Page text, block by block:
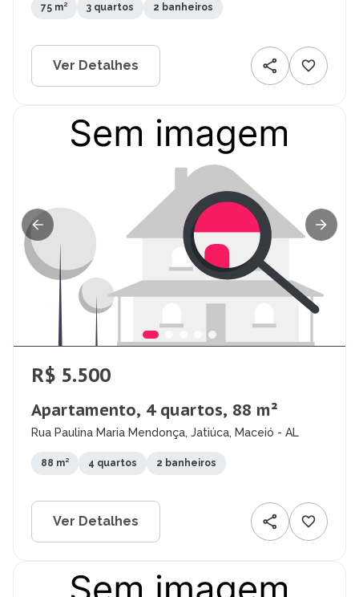
75 m² 3 quartos 2 banheiros
Ver Detalhes
R$ 5.500
Apartamento, 4 quartos, 88 m²
Rua Paulina Maria Mendonça, Jatiúca, Maceió - AL
88 m² 4 quartos 2 banheiros
Ver Detalhes